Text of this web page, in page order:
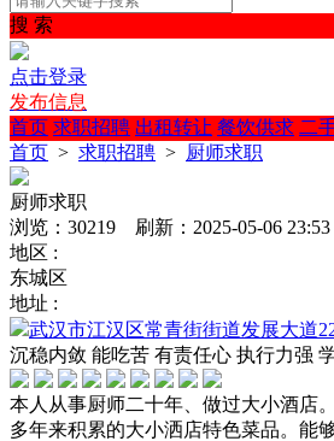
搜 索
点击登录
发布信息
首页 求职招聘 出租转让 餐饮供求 二
首页 > 求职招聘 > 厨师求职
厨师求职
浏览：30219 刷新：2025-05-06 23:53
地区 :
东城区
地址 :
武汉市江汉区常青街街道发展大道
沉稳内敛 能吃苦 有责任心 执行力强
本人从事厨师二十年、做过大小酒店
多年来积累的大小洒店特色菜品。能